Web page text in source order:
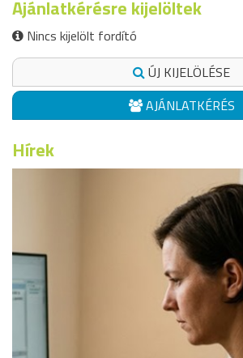
Ajánlatkérésre kijelöltek
Nincs kijelölt fordító
ÚJ KIJELÖLÉSE
AJÁNLATKÉRÉS
Hírek